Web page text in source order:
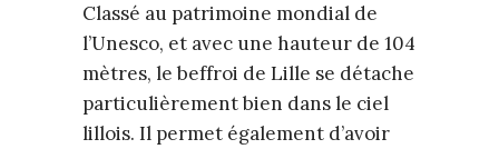
Classé au patrimoine mondial de
l’Unesco, et avec une hauteur de 104
mètres, le beffroi de Lille se détache
particulièrement bien dans le ciel
lillois. Il permet également d’avoir